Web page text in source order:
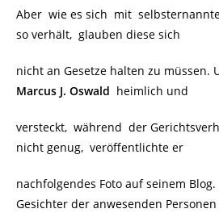
Aber wie es sich mit
so verhält, glauben diese sich
nicht an Gesetze halten zu müssen.
Marcus J. Oswald heimlich und
versteckt, während der
nicht genug, veröffentlichte er
nachfolgendes Foto auf seinem Blog.
Gesichter der anwesenden Personen